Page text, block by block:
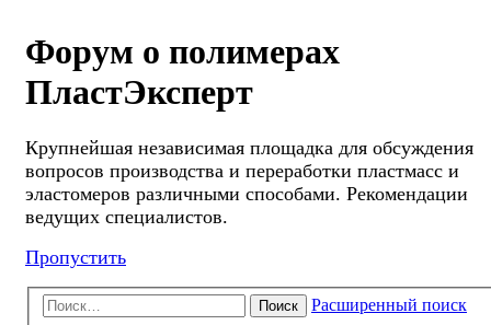
Форум о полимерах
ПластЭксперт
Крупнейшая независимая площадка для обсуждения
вопросов производства и переработки пластмасс и
эластомеров различными способами. Рекомендации
ведущих специалистов.
Пропустить
Поиск Расширенный поиск